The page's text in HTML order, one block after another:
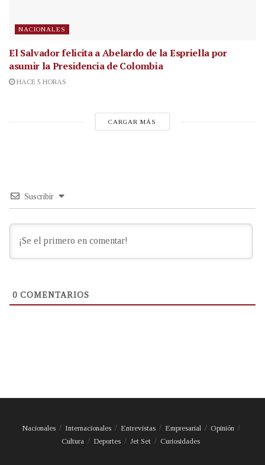
NACIONALES
El Salvador felicita a Abelardo de la Espriella por
asumir la Presidencia de Colombia
HACE 5 HORAS
CARGAR MÁS
Suscribir
0 COMENTARIOS
Nacionales Internacionales Entrevistas Empresarial
Opinión
Cultura
Deportes Jet Set Curiosidades